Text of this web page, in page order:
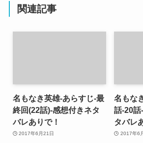
関連記事
名もなき英雄-あらすじ-最
終回(22話)-感想付きネタ
バレありで！
2017年6月21日
名もな
話-20話
タバレ
2017年6